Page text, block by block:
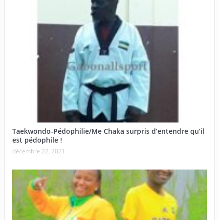
Taekwondo-Pédophilie/Me Chaka surpris d’entendre qu’il
est pédophile !
décembre 22, 2021